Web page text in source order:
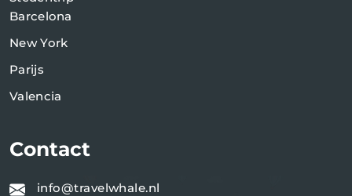
Barcelona
New York
Parijs
Valencia
Contact
info@travelwhale.nl